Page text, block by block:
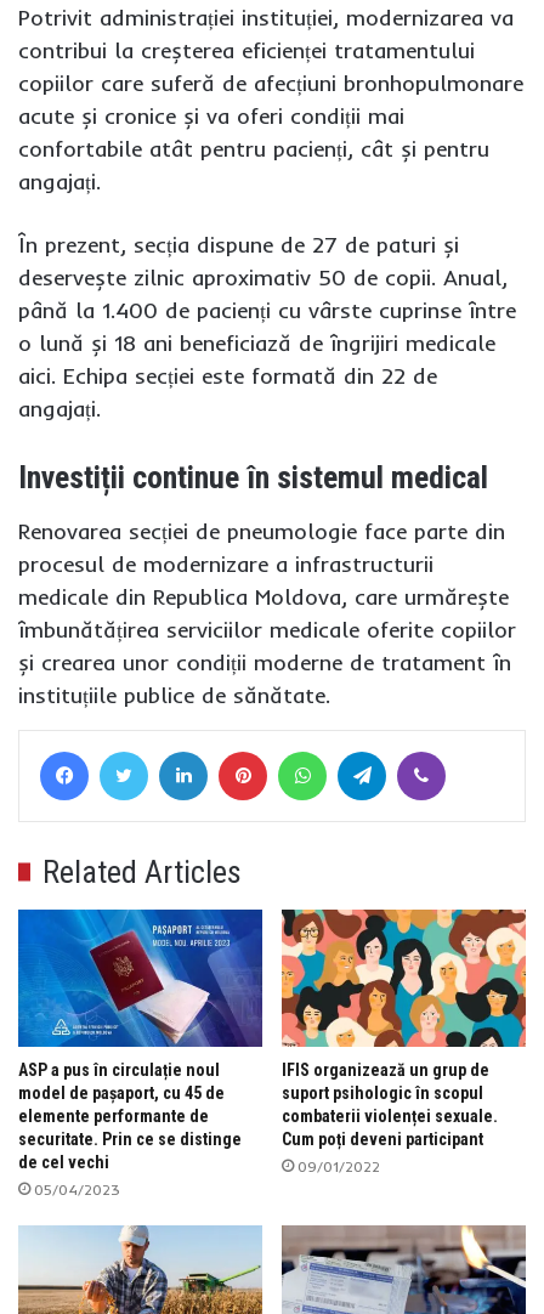
Potrivit administrației instituției, modernizarea va
contribui la creșterea eficienței tratamentului
copiilor care suferă de afecțiuni bronhopulmonare
acute și cronice și va oferi condiții mai
confortabile atât pentru pacienți, cât și pentru
angajați.
În prezent, secția dispune de 27 de paturi și
deservește zilnic aproximativ 50 de copii. Anual,
până la 1.400 de pacienți cu vârste cuprinse între
o lună și 18 ani beneficiază de îngrijiri medicale
aici. Echipa secției este formată din 22 de
angajați.
Investiții continue în sistemul medical
Renovarea secției de pneumologie face parte din
procesul de modernizare a infrastructurii
medicale din Republica Moldova, care urmărește
îmbunătățirea serviciilor medicale oferite copiilor
și crearea unor condiții moderne de tratament în
instituțiile publice de sănătate.
FacebookTwitter LinkedIn Pinterest WhatsAppTelegram
Related Articles
ASP a pus în circulație noul
model de pașaport, cu 45 de
elemente performante de
securitate. Prin ce se distinge
de cel vechi
05/04/2023
IFIS organizează un grup de
suport psihologic în scopul
combaterii violenței sexuale.
Cum poți deveni participant
09/01/2022